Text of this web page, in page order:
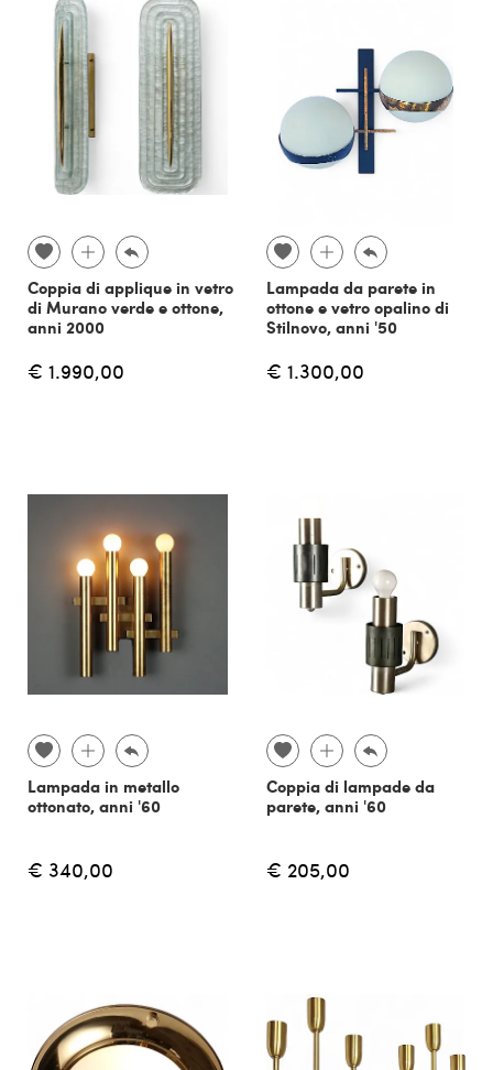
Coppia di applique in vetro
di Murano verde e ottone,
anni 2000
€ 1.990,00
Lampada da parete in
ottone e vetro opalino di
Stilnovo, anni '50
€ 1.300,00
Lampada in metallo
ottonato, anni '60
€ 340,00
Coppia di lampade da
parete, anni '60
€ 205,00